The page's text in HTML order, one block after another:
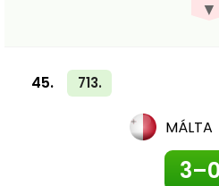
▼
45. 713.
MÁLTA
3–0